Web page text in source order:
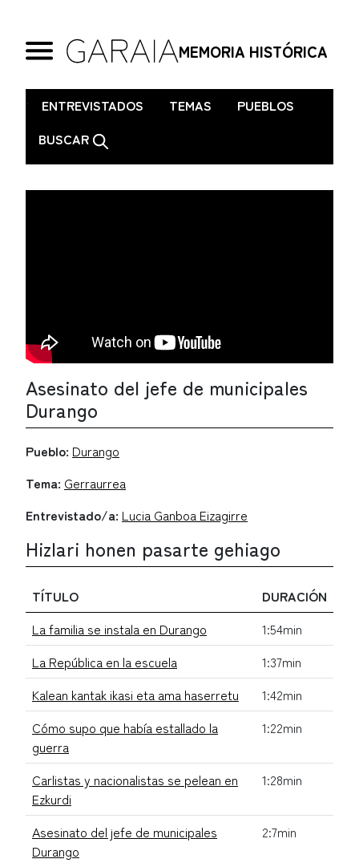
MEMORIA HISTÓRICA
. ENTREVISTADOS TEMAS
PUEBLOS
BUSCAR
Asesinato del jefe de municipales
Durango
Pueblo: Durango
Tema: Gerraurrea
Entrevistado/a: Lucia Ganboa Eizagirre
Hizlari honen pasarte gehiago
TÍTULO
DURACIÓN
La familia se instala en Durango
1:54min
La República en la escuela
1:37min
Kalean kantak ikasi eta ama haserretu
1:42min
Cómo supo que había estallado la
guerra
1:22min
Carlistas y nacionalistas se pelean en
Ezkurdi
1:28min
Asesinato del jefe de municipales
Durango
2:7min